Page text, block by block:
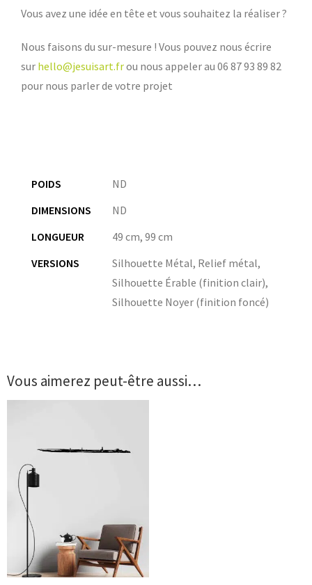
Vous avez une idée en tête et vous souhaitez la réaliser ?
Nous faisons du sur-mesure ! Vous pouvez nous écrire
sur hello@jesuisart.frou nous appeler au 06 87 93 89 82
pour nous parler de votre projet
POIDS
ND
DIMENSIONS
ND
LONGUEUR
49 cm, 99 cm
VERSIONS
Silhouette Métal, Relief métal,
Silhouette Érable (finition clair),
Silhouette Noyer (finition foncé)
Vous aimerez peut-être aussi…